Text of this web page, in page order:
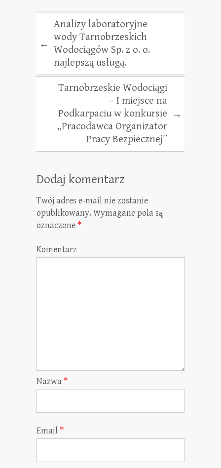
←
Analizy laboratoryjne
wody Tarnobrzeskich
Wodociągów Sp. z o. o.
najlepszą usługą.
Tarnobrzeskie Wodociągi
– I miejsce na
Podkarpaciu w konkursie
„Pracodawca Organizator
Pracy Bezpiecznej”
→
Dodaj komentarz
Twój adres e-mail nie zostanie
opublikowany. Wymagane pola są
oznaczone *
Komentarz
Nazwa *
Email *